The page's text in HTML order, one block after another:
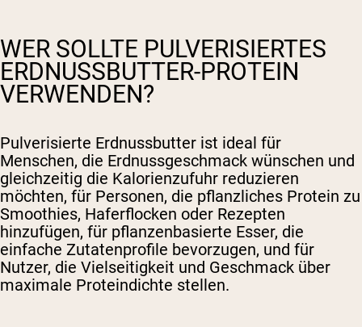
WER SOLLTE PULVERISIERTES
ERDNUSSBUTTER-PROTEIN
VERWENDEN?
Pulverisierte Erdnussbutter ist ideal für
Menschen, die Erdnussgeschmack wünschen und
gleichzeitig die Kalorienzufuhr reduzieren
möchten, für Personen, die pflanzliches Protein zu
Smoothies, Haferflocken oder Rezepten
hinzufügen, für pflanzenbasierte Esser, die
einfache Zutatenprofile bevorzugen, und für
Nutzer, die Vielseitigkeit und Geschmack über
maximale Proteindichte stellen.